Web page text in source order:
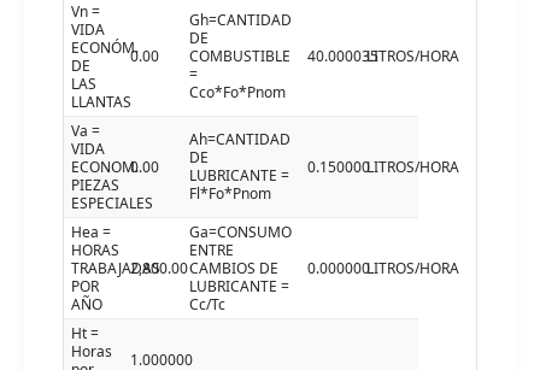
Vn =
VIDA
ECONÓM.
DE
LAS
LLANTAS
0.00
Gh=CANTIDAD
DE
COMBUSTIBLE
=
Cco*Fo*Pnom
40.000035LITROS/HORA
Va =
VIDA
ECONOM.
PIEZAS
ESPECIALES
0.00
Ah=CANTIDAD
DE
LUBRICANTE =
Fl*Fo*Pnom
0.150000LITROS/HORA
Hea =
HORAS
TRABAJADAS
POR
AÑO
2,800.00
Ga=CONSUMO
ENTRE
CAMBIOS DE
LUBRICANTE =
Cc/Tc
0.000000LITROS/HORA
Ht =
Horas
1.000000